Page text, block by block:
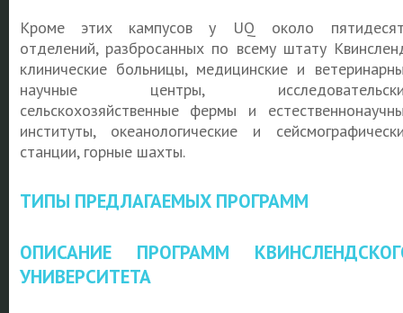
Кроме этих кампусов у UQ около
отделений, разбросанных по всему штату
клинические больницы, медицинские и
научные центры,
сельскохозяйственные фермы и
институты, океанологические и
станции, горные шахты.
ТИПЫ ПРЕДЛАГАЕМЫХ ПРОГРАММ
ОПИСАНИЕ ПРОГРАММ
УНИВЕРСИТЕТА